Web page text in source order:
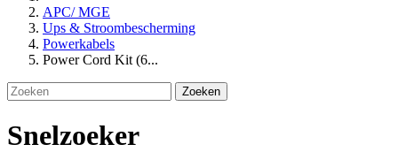
APC/ MGE
Ups & Stroombescherming
Powerkabels
Power Cord Kit (6...
Zoeken
Snelzoeker